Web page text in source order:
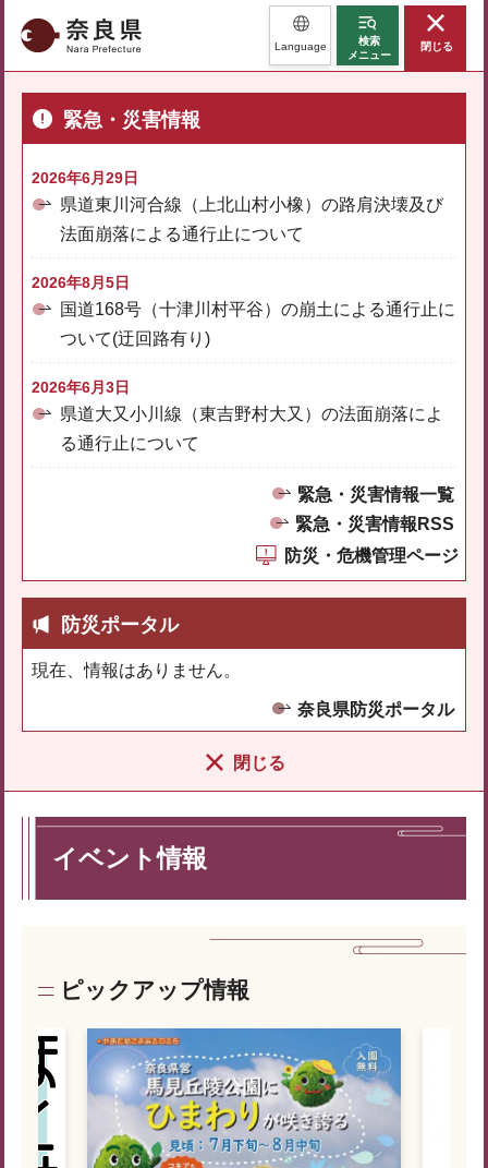
奈良県 Language
検索
メニュー
閉じる
緊急・災害情報
2026年6月29日
県道東川河合線（上北山村小橡）の路肩決壊及び
法面崩落による通行止について
2026年8月5日
国道168号（十津川村平谷）の崩土による通行止に
ついて(迂回路有り)
2026年6月3日
県道大又小川線（東吉野村大又）の法面崩落によ
る通行止について
緊急・災害情報一覧
緊急・災害情報RSS
防災・危機管理ページ
防災ポータル
現在、情報はありません。
奈良県防災ポータル
閉じる
イベント情報
ピックアップ情報